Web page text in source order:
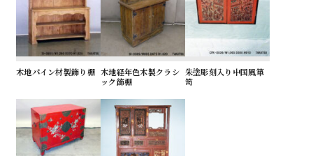
木地パイン材製飾り棚 木地経年色木製クラシ
ック飾棚
朱塗彫刻入り中国風箪
笥